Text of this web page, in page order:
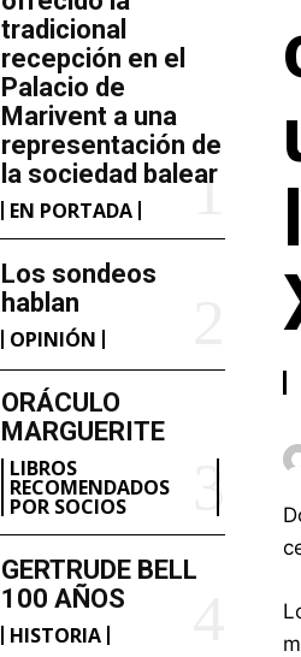
tradicional
recepción en el
Palacio de
Marivent​ a una
representación de
la sociedad balear
EN PORTADA
Los sondeos
hablan
OPINIÓN
ORÁCULO
MARGUERITE
LIBROS
RECOMENDADOS
POR SOCIOS
GERTRUDE BELL
100 AÑOS
HISTORIA